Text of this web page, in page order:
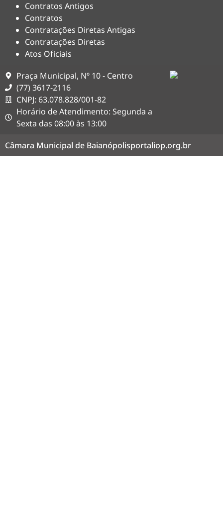
Contratos Antigos
Contratos
Contratações Diretas Antigas
Contratações Diretas
Atos Oficiais
Praça Municipal, Nº 10 - Centro
(77) 3617-2116
CNPJ: 63.078.828/001-82
Horário de Atendimento: Segunda a
Sexta das 08:00 às 13:00
Câmara Municipal de Baianópolisportaliop.org.br